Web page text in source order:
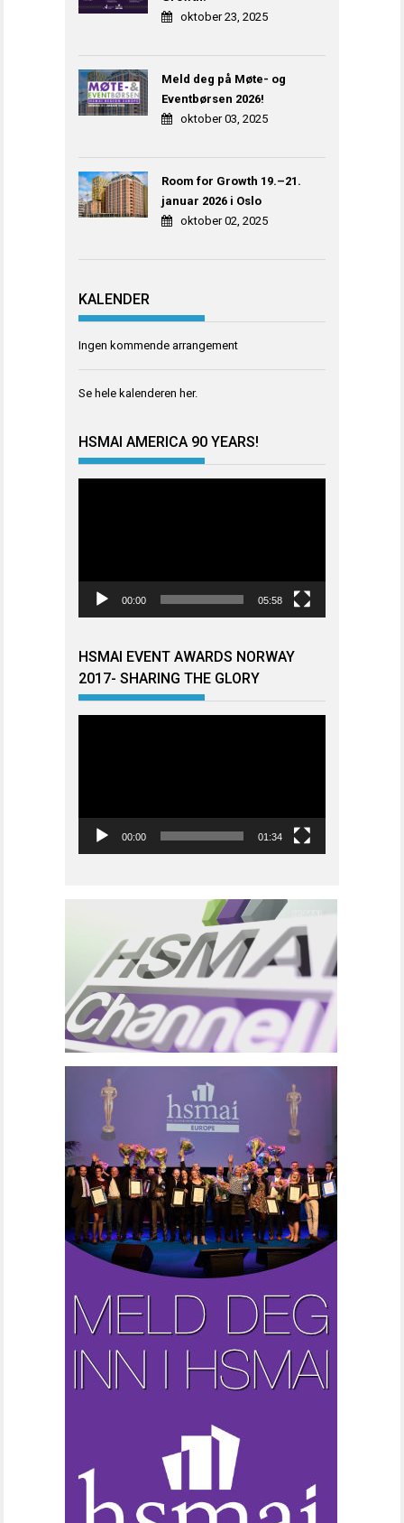
oktober 23, 2025
Meld deg på Møte- og
Eventbørsen 2026!
oktober 03, 2025
Room for Growth 19.–21.
januar 2026 i Oslo
oktober 02, 2025
KALENDER
Ingen kommende arrangement
Se hele kalenderen her.
HSMAI AMERICA 90 YEARS!
00:00 05:58
HSMAI EVENT AWARDS NORWAY
2017- SHARING THE GLORY
00:00 01:34